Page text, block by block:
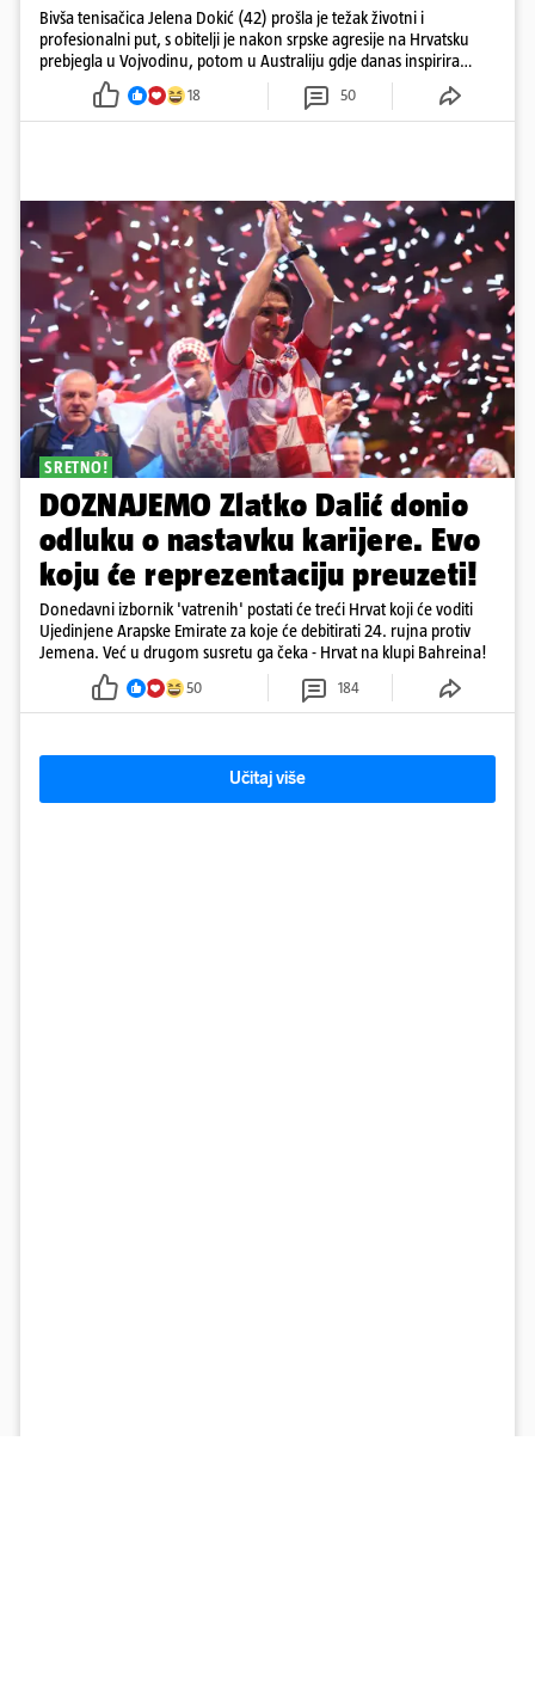
Bivša tenisačica Jelena Dokić (42) prošla je težak životni i
profesionalni put, s obitelji je nakon srpske agresije na Hrvatsku
prebjegla u Vojvodinu, potom u Australiju gdje danas inspirira
18 50
SRETNO!
DOZNAJEMO Zlatko Dalić donio
odluku o nastavku karijere. Evo
koju će reprezentaciju preuzeti!
Donedavni izbornik 'vatrenih' postati će treći Hrvat koji će voditi
Ujedinjene Arapske Emirate za koje će debitirati 24. rujna protiv
Jemena. Već u drugom susretu ga čeka - Hrvat na klupi Bahreina!
50 184
Učitaj više